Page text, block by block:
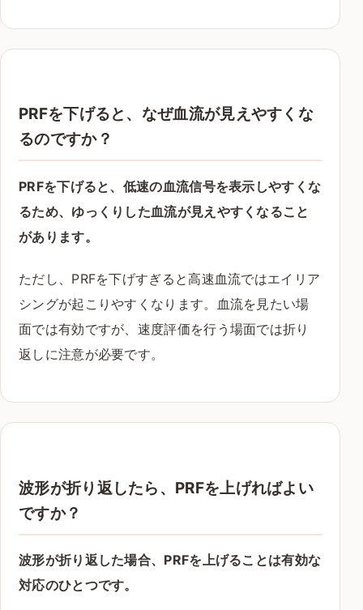
PRFを下げると、なぜ血流が見えやすくな
るのですか？
PRFを下げると、低速の血流信号を表示しやすくな
るため、ゆっくりした血流が見えやすくなること
があります。
ただし、PRFを下げすぎると高速血流ではエイリア
シングが起こりやすくなります。血流を見たい場
面では有効ですが、速度評価を行う場面では折り
返しに注意が必要です。
波形が折り返したら、PRFを上げればよい
ですか？
波形が折り返した場合、PRFを上げることは有効な
対応のひとつです。